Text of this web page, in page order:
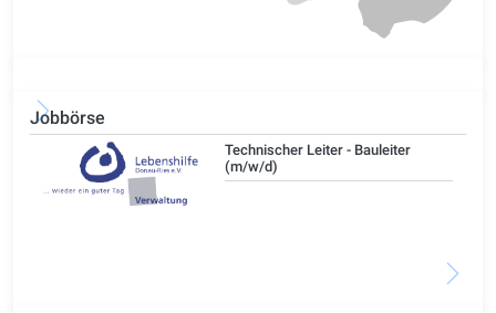
Jobbörse
Technischer Leiter - Bauleiter
(m/w/d)